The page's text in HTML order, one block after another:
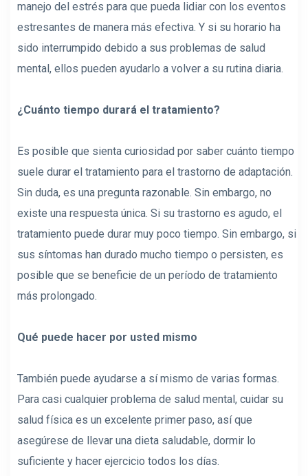
manejo del estrés para que pueda lidiar con los eventos
estresantes de manera más efectiva. Y si su horario ha
sido interrumpido debido a sus problemas de salud
mental, ellos pueden ayudarlo a volver a su rutina diaria.
¿Cuánto tiempo durará el tratamiento?
Es posible que sienta curiosidad por saber cuánto tiempo
suele durar el tratamiento para el trastorno de adaptación.
Sin duda, es una pregunta razonable. Sin embargo, no
existe una respuesta única. Si su trastorno es agudo, el
tratamiento puede durar muy poco tiempo. Sin embargo, si
sus síntomas han durado mucho tiempo o persisten, es
posible que se beneficie de un período de tratamiento
más prolongado.
Qué puede hacer por usted mismo
También puede ayudarse a sí mismo de varias formas.
Para casi cualquier problema de salud mental, cuidar su
salud física es un excelente primer paso, así que
asegúrese de llevar una dieta saludable, dormir lo
suficiente y hacer ejercicio todos los días.